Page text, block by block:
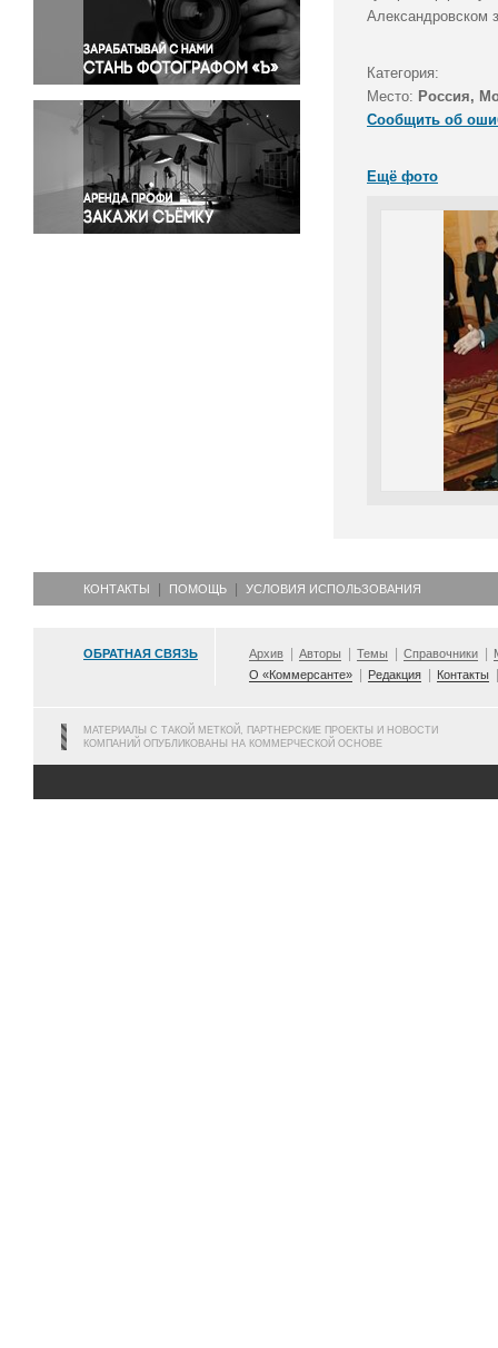
Правосудие
Происшествия и конфликты
Религия
Светская жизнь
Спорт
Экология
Экономика и бизнес
Александровском
Категория:
Место: Россия,
Сообщить об
Ещё фото
КОНТАКТЫ ПОМОЩЬ УСЛОВИЯ ИСПОЛЬЗОВАНИЯ
ОБРАТНАЯ СВЯЗЬ Архив Авторы Темы Справочники
О «Коммерсанте»
Редакция Контакты
МАТЕРИАЛЫ С ТАКОЙ МЕТКОЙ, ПАРТНЕРСКИЕ ПРОЕКТЫ И НОВОСТИ
КОМПАНИЙ ОПУБЛИКОВАНЫ НА КОММЕРЧЕСКОЙ ОСНОВЕ